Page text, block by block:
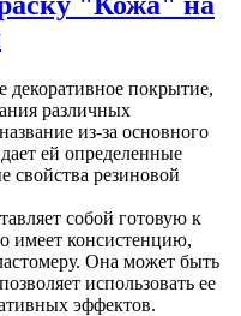
декоративное покрытие,
различных
из-за основного
ей определенные
свойства резиновой
собой готовую к
имеет консистенцию,
Она может быть
использовать ее
эффектов.